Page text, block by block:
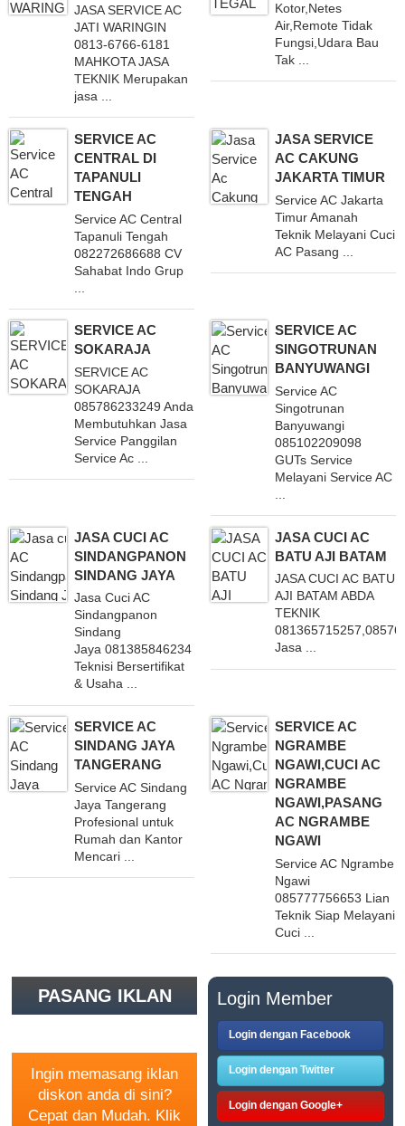
JASA SERVICE AC
JATI WARINGIN
0813-6766-6181
MAHKOTA JASA
TEKNIK Merupakan
jasa ...
Kotor,Netes
Air,Remote Tidak
Fungsi,Udara Bau
Tak ...
SERVICE AC
CENTRAL DI
TAPANULI
TENGAH
Service AC Central
Tapanuli Tengah
082272686688 CV
Sahabat Indo Grup
JASA SERVICE
AC CAKUNG
JAKARTA TIMUR
Service AC Jakarta
Timur Amanah
Teknik Melayani Cuci
AC Pasang ...
SERVICE AC
SOKARAJA
SERVICE AC
SOKARAJA
085786233249 Anda
Membutuhkan Jasa
Service Panggilan
Service Ac ...
SERVICE AC
SINGOTRUNAN
BANYUWANGI
Service AC
Singotrunan
Banyuwangi
085102209098
GUTs Service
Melayani Service AC
JASA CUCI AC
SINDANGPANON
SINDANG JAYA
Jasa Cuci AC
Sindangpanon
Sindang
Jaya 081385846234 Dengan
Teknisi Bersertifikat
& Usaha ...
JASA CUCI AC
BATU AJI BATAM
JASA CUCI AC BATU
AJI BATAM ABDA
TEKNIK
Jasa ...
SERVICE AC
SINDANG JAYA
TANGERANG
Service AC Sindang
Jaya Tangerang
Profesional untuk
Rumah dan Kantor
Mencari ...
SERVICE AC
NGRAMBE
NGAWI,CUCI AC
NGRAMBE
NGAWI,PASANG
AC NGRAMBE
NGAWI
Service AC Ngrambe
Ngawi
085777756653 Lian
Teknik Siap Melayani
Cuci ...
PASANG IKLAN
Ingin memasang iklan
diskon anda di sini?
Cepat dan Mudah. Klik
Login Member
Login dengan Facebook
Login dengan Twitter
Login dengan Google+